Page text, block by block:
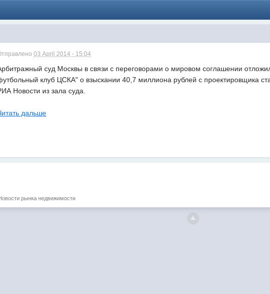
03 April 2014 - 15:04
суд Москвы в связи с переговорами о мировом соглашении
клуб ЦСКА" о взыскании 40,7 миллиона рублей с проектировщика
Новости из зала суда.
дальше
рынка недвижимости